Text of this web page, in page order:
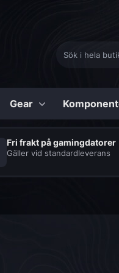
Series
Gear
Fri frakt på gamingdatorer
Gäller vid standardleverans